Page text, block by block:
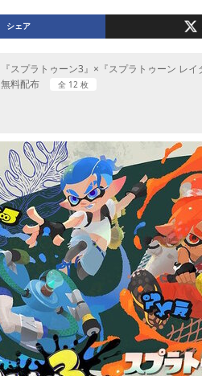
シェア
『スプラトゥーン3』×『スプラトゥーン レ
無料配布
全 12 枚